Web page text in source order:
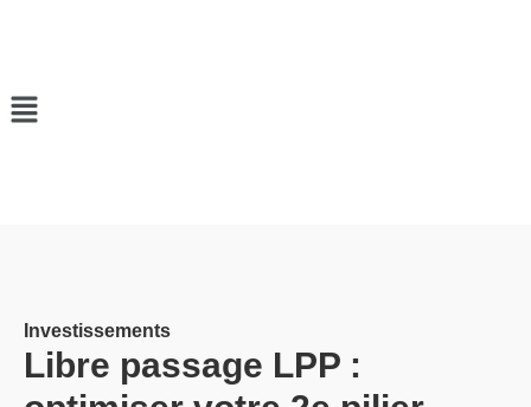
Investissements
Libre passage LPP :